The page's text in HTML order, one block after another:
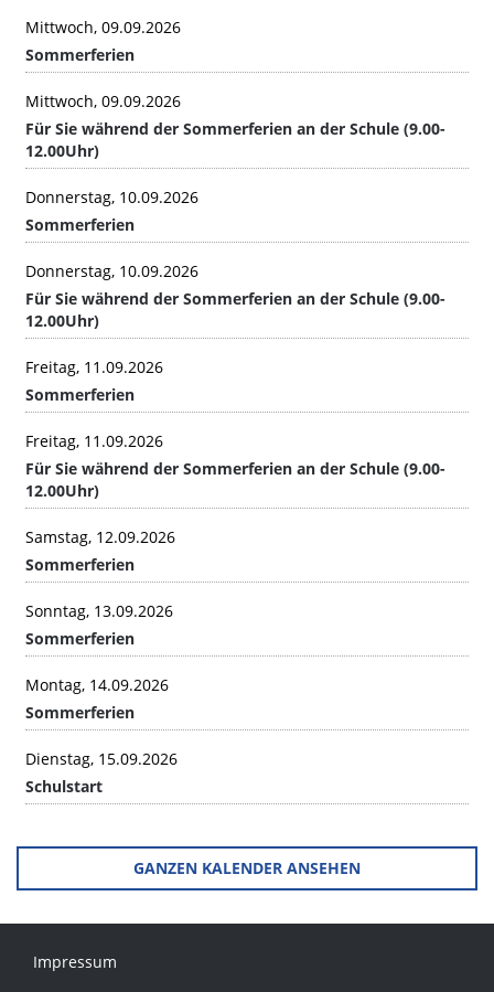
Mittwoch, 09.09.2026
Sommerferien
Mittwoch, 09.09.2026
Für Sie während der Sommerferien an der Schule (9.00-
12.00Uhr)
Donnerstag, 10.09.2026
Sommerferien
Donnerstag, 10.09.2026
Für Sie während der Sommerferien an der Schule (9.00-
12.00Uhr)
Freitag, 11.09.2026
Sommerferien
Freitag, 11.09.2026
Für Sie während der Sommerferien an der Schule (9.00-
12.00Uhr)
Samstag, 12.09.2026
Sommerferien
Sonntag, 13.09.2026
Sommerferien
Montag, 14.09.2026
Sommerferien
Dienstag, 15.09.2026
Schulstart
GANZEN KALENDER ANSEHEN
Impressum